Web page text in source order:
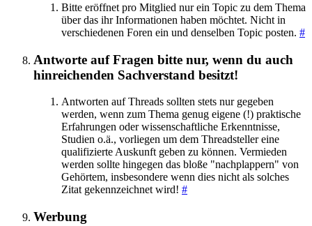
Bitte eröffnet pro Mitglied nur ein Topic zu dem Thema
über das ihr Informationen haben möchtet. Nicht in
verschiedenen Foren ein und denselben Topic posten. #
Antworte auf Fragen bitte nur, wenn du auch
hinreichenden Sachverstand besitzt!
Antworten auf Threads sollten stets nur gegeben
werden, wenn zum Thema genug eigene (!) praktische
Erfahrungen oder wissenschaftliche Erkenntnisse,
Studien o.ä., vorliegen um dem Threadsteller eine
qualifizierte Auskunft geben zu können. Vermieden
werden sollte hingegen das bloße "nachplappern" von
Gehörtem, insbesondere wenn dies nicht als solches
Zitat gekennzeichnet wird! #
Werbung